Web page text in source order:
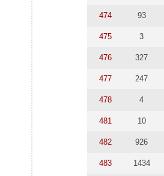
474 93
475 3
476 327
477 247
478 4
481 10
482 926
483 1434